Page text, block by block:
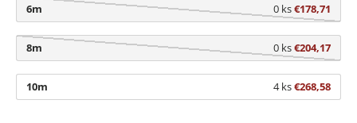
6m 0 ks€178,71
8m 0 ks€204,17
10m 4 ks€268,58